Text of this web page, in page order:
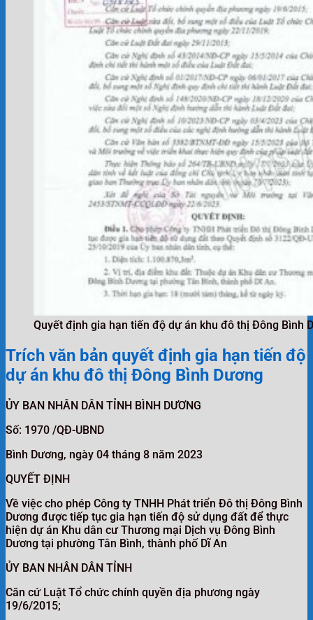
Quyết định gia hạn tiến độ dự án khu đô thị Đông Bình
Trích văn bản quyết định gia hạn tiến độ
dự án khu đô thị Đông Bình Dương
ỦY BAN NHÂN DÂN TỈNH BÌNH DƯƠNG
Số: 1970 /QĐ-UBND
Bình Dương, ngày 04 tháng 8 năm 2023
QUYẾT ĐỊNH
Về việc cho phép Công ty TNHH Phát triển Đô thị Đông Bình
Dương được tiếp tục gia hạn tiến độ sử dụng đất để thực
hiện dự án Khu dân cư Thương mại Dịch vụ Đông Bình
Dương tại phường Tân Bình, thành phố Dĩ An
ỦY BAN NHÂN DÂN TỈNH
Căn cứ Luật Tổ chức chính quyền địa phương ngày
19/6/2015;